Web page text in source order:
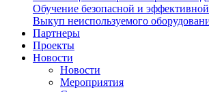
Обучение безопасной и
Выкуп неиспользуемого
Партнеры
Проекты
Новости
Новости
Мероприятия